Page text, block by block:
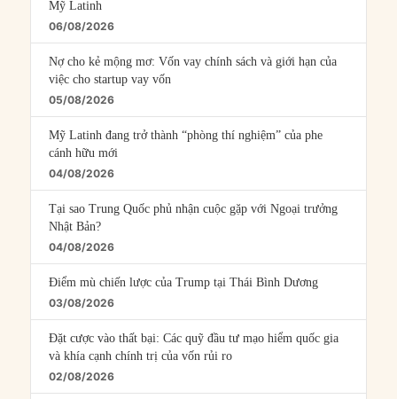
Mỹ Latinh
06/08/2026
Nợ cho kẻ mộng mơ: Vốn vay chính sách và giới hạn của
việc cho startup vay vốn
05/08/2026
Mỹ Latinh đang trở thành “phòng thí nghiệm” của phe
cánh hữu mới
04/08/2026
Tại sao Trung Quốc phủ nhận cuộc gặp với Ngoại trưởng
Nhật Bản?
04/08/2026
Điểm mù chiến lược của Trump tại Thái Bình Dương
03/08/2026
Đặt cược vào thất bại: Các quỹ đầu tư mạo hiểm quốc gia
và khía cạnh chính trị của vốn rủi ro
02/08/2026